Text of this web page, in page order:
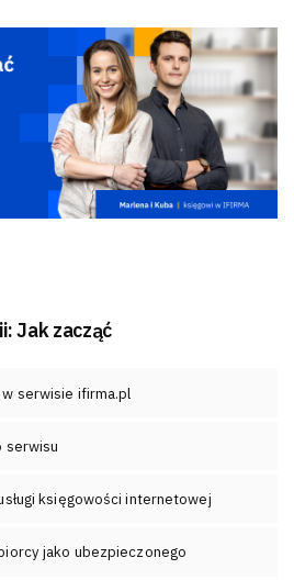
Jak zacząć
serwisie ifirma.pl
serwisu
księgowości internetowej
jako ubezpieczonego